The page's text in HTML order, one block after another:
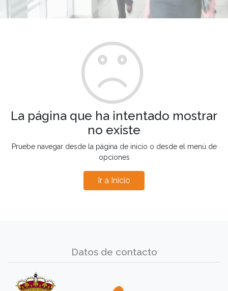
La página que ha intentado mostrar
no existe
Pruebe navegar desde la página de inicio o desde el menú de
opciones
Ir a Inicio
Datos de contacto